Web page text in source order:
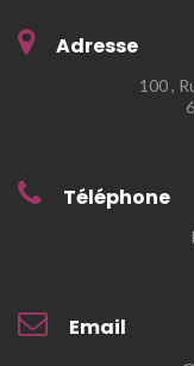
Adresse
100 ,
Téléphone
Email